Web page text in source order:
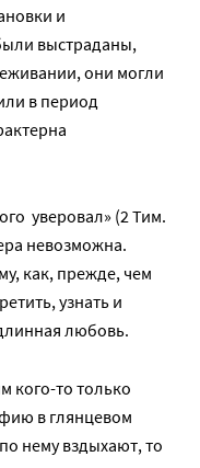
и
выстраданы,
они могли
в период
уверовал» (2 Тим.
невозможна.
как, прежде, чем
узнать и
любовь.
кого-то только
в глянцевом
нему вздыхают, то